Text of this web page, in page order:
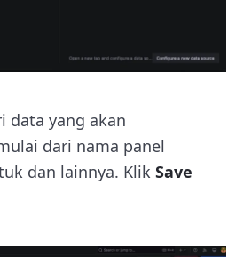
data yang akan
dari nama panel
dan lainnya. Klik Save